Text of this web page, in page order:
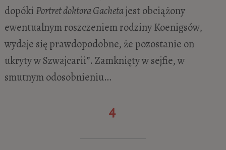
dopóki Portret doktora Gachetajest obciążony
ewentualnym roszczeniem rodziny Koenigsów,
wydaje się prawdopodobne, że pozostanie on
ukryty w Szwajcarii”. Zamknięty w sejfie, w
smutnym odosobnieniu…
4